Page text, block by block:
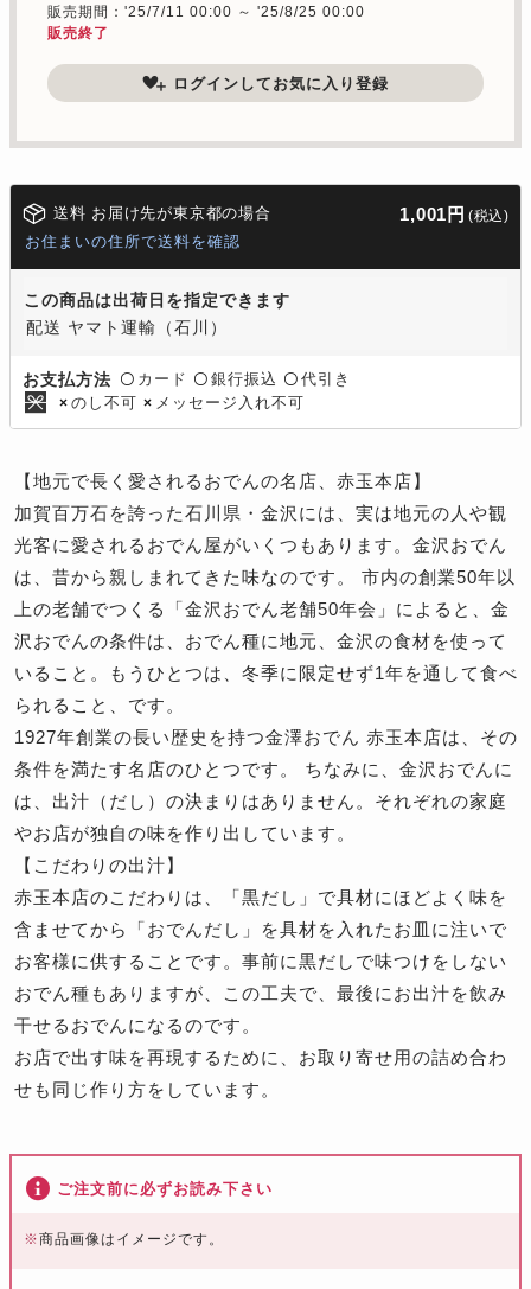
販売期間：'25/7/11 00:00 ～ '25/8/25 00:00
販売終了
ログインしてお気に入り登録
送料 お届け先が東京都の場合 1,001円 (税込)
お住まいの住所で送料を確認
この商品は出荷日を指定できます
配送 ヤマト運輸（石川）
お支払方法 〇 カード 〇 銀行振込 〇 代引き
× のし不可 × メッセージ入れ不可
【地元で長く愛されるおでんの名店、赤玉本店】
加賀百万石を誇った石川県・金沢には、実は地元の人や観
光客に愛されるおでん屋がいくつもあります。金沢おでん
は、昔から親しまれてきた味なのです。 市内の創業50年以
上の老舗でつくる「金沢おでん老舗50年会」によると、金
沢おでんの条件は、おでん種に地元、金沢の食材を使って
いること。もうひとつは、冬季に限定せず1年を通して食べ
られること、です。
1927年創業の長い歴史を持つ金澤おでん 赤玉本店は、その
条件を満たす名店のひとつです。 ちなみに、金沢おでんに
は、出汁（だし）の決まりはありません。それぞれの家庭
やお店が独自の味を作り出しています。
【こだわりの出汁】
赤玉本店のこだわりは、「黒だし」で具材にほどよく味を
含ませてから「おでんだし」を具材を入れたお皿に注いで
お客様に供することです。事前に黒だしで味つけをしない
おでん種もありますが、この工夫で、最後にお出汁を飲み
干せるおでんになるのです。
お店で出す味を再現するために、お取り寄せ用の詰め合わ
せも同じ作り方をしています。
ご注文前に必ずお読み下さい
※商品画像はイメージです。